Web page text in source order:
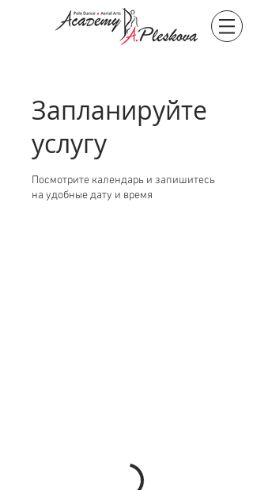
Запланируйте
услугу
Посмотрите календарь и запишитесь
на удобные дату и время